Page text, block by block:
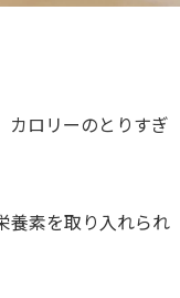
カロリーのとりすぎ
養素を取り入れられ